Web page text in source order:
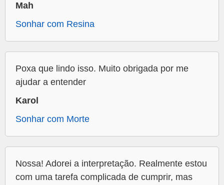
Mah
Sonhar com Resina
Poxa que lindo isso. Muito obrigada por me
ajudar a entender
Karol
Sonhar com Morte
Nossa! Adorei a interpretação. Realmente estou
com uma tarefa complicada de cumprir, mas